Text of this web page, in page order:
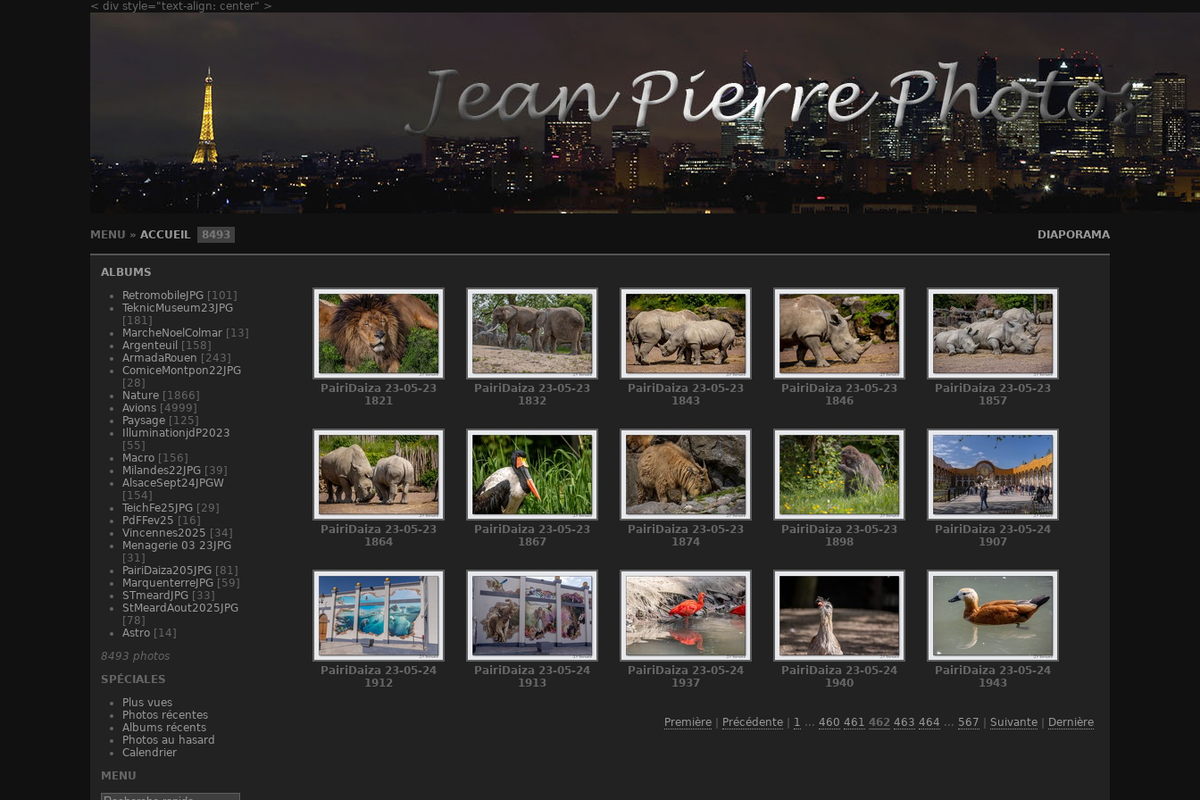
< div style="text-align: center" >
MENU » DIAPORAMA
ACCUEIL 8493
ALBUMS
RetromobileJPG [101]
TeknicMuseum23JPG
[181]
MarcheNoelColmar [13]
Argenteuil
[158]
ArmadaRouen [243]
ComiceMontpon22JPG
[28]
Nature [1866]
Avions [4999]
Paysage [125]
IlluminationjdP2023
[55]
Macro [156]
Milandes22JPG [39]
AlsaceSept24JPGW
[154]
TeichFe25JPG [29]
PdFFev25 [16]
Vincennes2025 [34]
Menagerie 03 23JPG
[31]
PairiDaiza205JPG [81]
MarquenterreJPG [59]
STmeardJPG [33]
StMeardAout2025JPG
[78]
Astro [14]
8493 photos
SPÉCIALES
Plus vues
Photos récentes
Albums récents
Photos au hasard
Calendrier
MENU
PairiDaiza 23-05-23
1821
PairiDaiza 23-05-23
1832
PairiDaiza 23-05-23
1843
PairiDaiza 23-05-23
1846
PairiDaiza 23-05-23
1857
PairiDaiza 23-05-23
1864
PairiDaiza 23-05-23
1867
PairiDaiza 23-05-23
1874
PairiDaiza 23-05-23
1898
PairiDaiza 23-05-24
1907
PairiDaiza 23-05-24
1912
PairiDaiza 23-05-24
1913
PairiDaiza 23-05-24
1937
PairiDaiza 23-05-24
1940
PairiDaiza 23-05-24
1943
Première Précédente 1 ...460 461 462 463 464 ... 567 Suivante Dernière